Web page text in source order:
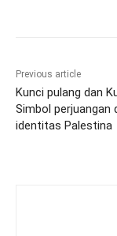
Previous article
Kunci pulang dan
Simbol perjuangan
identitas Palestina